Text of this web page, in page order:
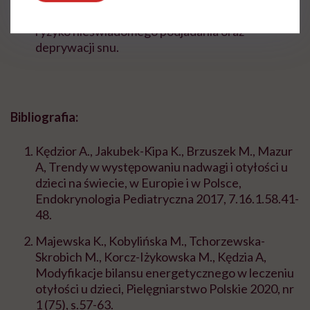
ryzyko nieświadomego podjadania oraz
deprywacji snu.
Bibliografia:
Kędzior A., Jakubek-Kipa K., Brzuszek M., Mazur
A, Trendy w występowaniu nadwagi i otyłości u
dzieci na świecie, w Europie i w Polsce,
Endokrynologia Pediatryczna 2017, 7.16.1.58.41-
48.
Majewska K., Kobylińska M., Tchorzewska-
Skrobich M., Korcz-Iżykowska M., Kędzia A,
Modyfikacje bilansu energetycznego w leczeniu
otyłości u dzieci, Pielęgniarstwo Polskie 2020, nr
1 (75), s.57-63.